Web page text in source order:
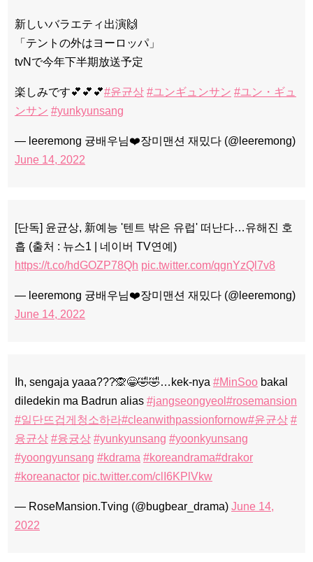
新しいバラエティ出演🙌
「テントの外はヨーロッパ」
tvNで今年下半期放送予定
楽しみです💕💕💕#윤균상 #ユンギュンサン #ユン・ギュ
ンサン #yunkyunsang
— leeremong 귱배우님❤️장미맨션 재밌다 (@leeremong)
June 14, 2022
[단독] 윤균상, 新예능 '텐트 밖은 유럽' 떠난다…유해진 호
흡 (출처 : 뉴스1 | 네이버 TV연예)
https://t.co/hdGOZP78Qh pic.twitter.com/qgnYzQl7v8
— leeremong 귱배우님❤️장미맨션 재밌다 (@leeremong)
June 14, 2022
Ih, sengaja yaaa???🙊😁🤣🤣…kek-nya #MinSoo bakal
diledekin ma Badrun alias #jangseongyeol #rosemansion
#일단뜨겁게청소하라#cleanwithpassionfornow#윤균상 #
융균상 #융귱상 #yunkyunsang #yoonkyunsang
#yoongyunsang #kdrama #koreandrama#drakor
#koreanactor pic.twitter.com/clI6KPlVkw
— RoseMansion.Tving (@bugbear_drama) June 14,
2022